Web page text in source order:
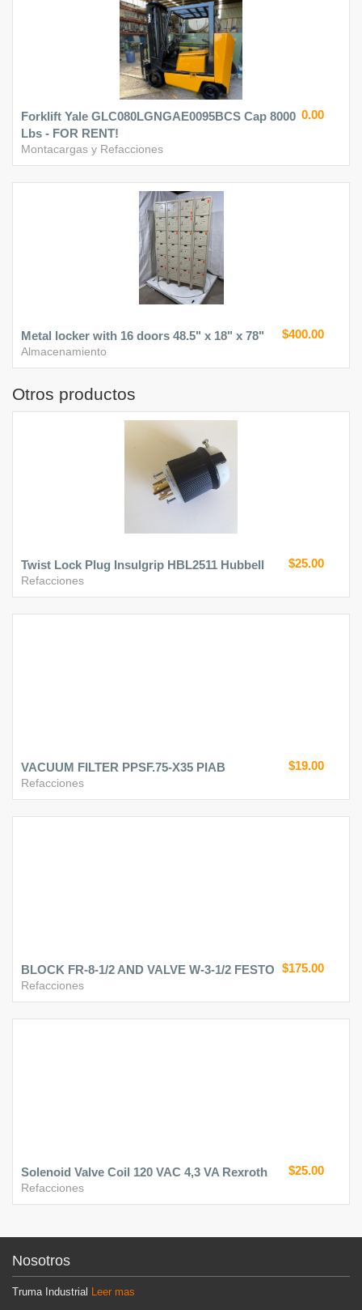
0.00
Forklift Yale GLC080LGNGAE0095BCS Cap 8000
Lbs - FOR RENT!
Montacargas y Refacciones
$400.00
Metal locker with 16 doors 48.5" x 18" x 78"
Almacenamiento
Otros productos
$25.00
Twist Lock Plug Insulgrip HBL2511 Hubbell
Refacciones
$19.00
VACUUM FILTER PPSF.75-X35 PIAB
Refacciones
$175.00
BLOCK FR-8-1/2 AND VALVE W-3-1/2 FESTO
Refacciones
$25.00
Solenoid Valve Coil 120 VAC 4,3 VA Rexroth
Refacciones
Nosotros
Truma Industrial Leer mas